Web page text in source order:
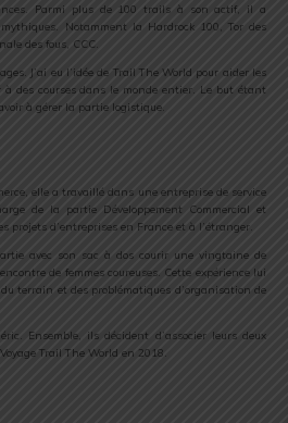
Parmi plus de 100 trails à son actif, il a
Notamment la Hardrock 100, Tor des
des fous, CCC.
J’ai eu l’idée de Trail The World pour aider les
à des courses dans le monde entier. Le but étant
à gérer la partie logistique.
elle a travaillé dans une entreprise de service
de la partie Développement Commercial et
projets d’entreprises en France et à l’étranger.
avec son sac à dos courir une vingtaine de
de femmes coureuses. Cette expérience lui
terrain et des problématiques d’organisation de
Ensemble, ils décident d’associer leurs deux
Trail The World en 2018.